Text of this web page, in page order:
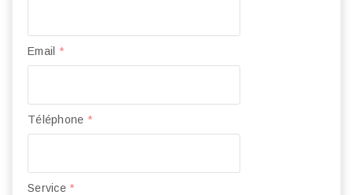
Email *
Téléphone *
Service *